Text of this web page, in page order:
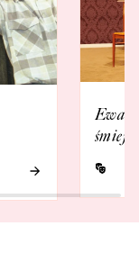
Ewa
śmieje